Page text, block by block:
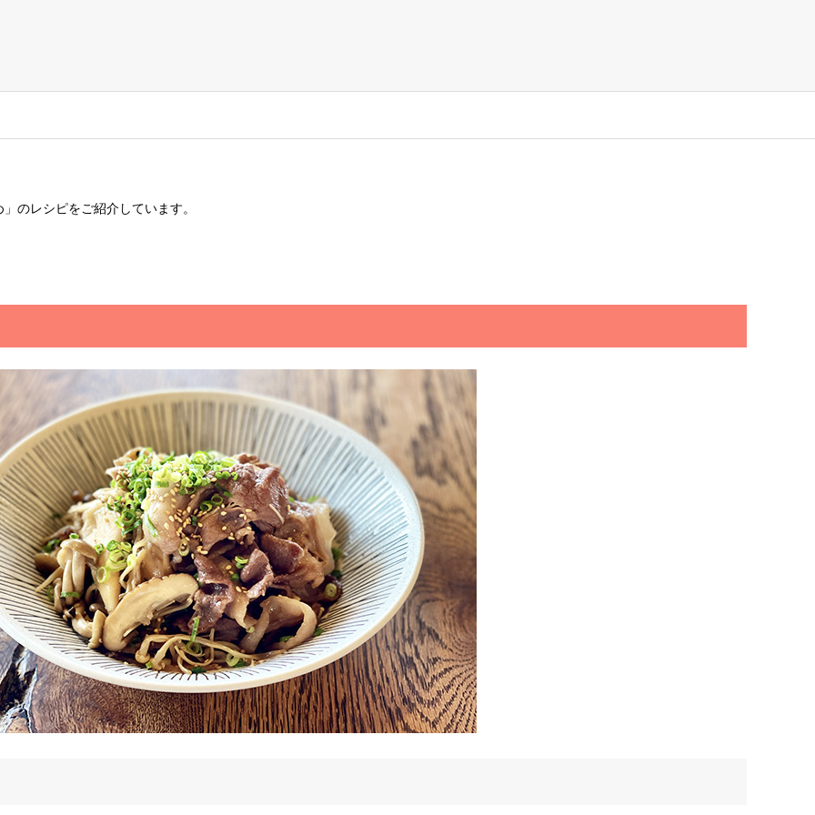
のレシピをご紹介しています。